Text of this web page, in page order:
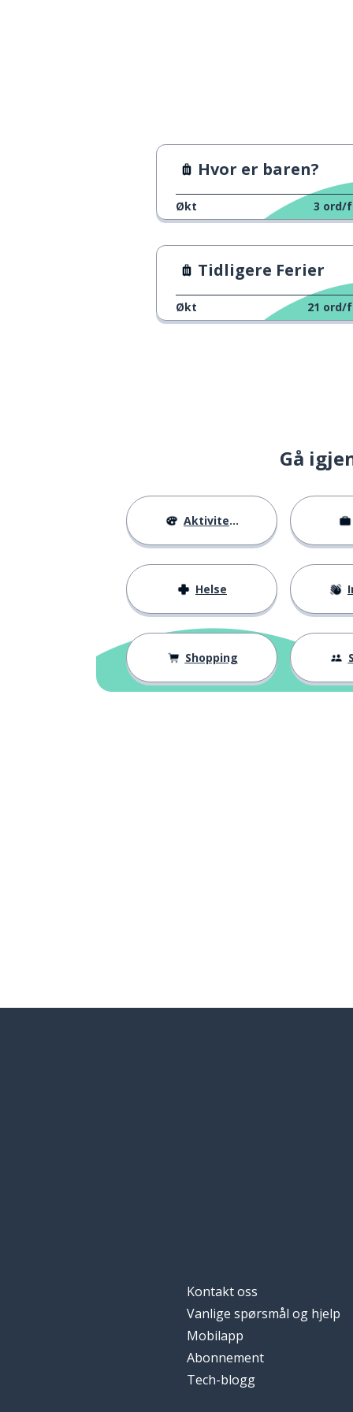
faktisk; egentlig
hvor lang; hvor
an overnight train et nattog
Hvor er baren?
Økt 3 ord/
Tidligere Ferier
Økt 21 ord/
Gå
Aktiviteter
Helse
Shopping
Kontakt oss
Vanlige spørsmål og hjelp
Mobilapp
Abonnement
Tech-blogg